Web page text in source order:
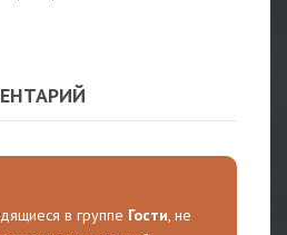
в группе Гости, не